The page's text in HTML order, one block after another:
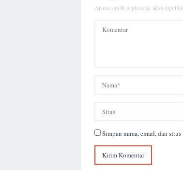
Alamat email Anda tidak akan
Simpan nama, email, dan